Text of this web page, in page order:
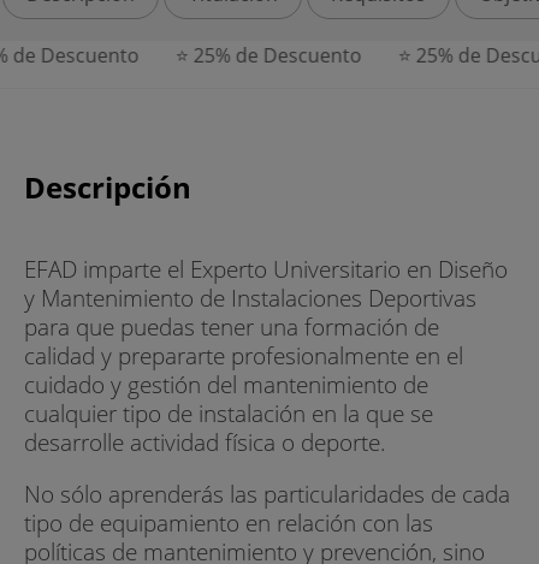
Descuento ⭐ 25% de Descuento ⭐ 25% de
Descripción
EFAD imparte el Experto Universitario en Diseño
y Mantenimiento de Instalaciones Deportivas
para que puedas tener una formación de
calidad y prepararte profesionalmente en el
cuidado y gestión del mantenimiento de
cualquier tipo de instalación en la que se
desarrolle actividad física o deporte.
No sólo aprenderás las particularidades de cada
tipo de equipamiento en relación con las
políticas de mantenimiento y prevención, sino